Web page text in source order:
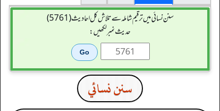
سنن نسائی میں ترقیم شاملہ سے تلاش کل احادیث (5761)
حدیث نمبر لکھیں:
سنن نسائي